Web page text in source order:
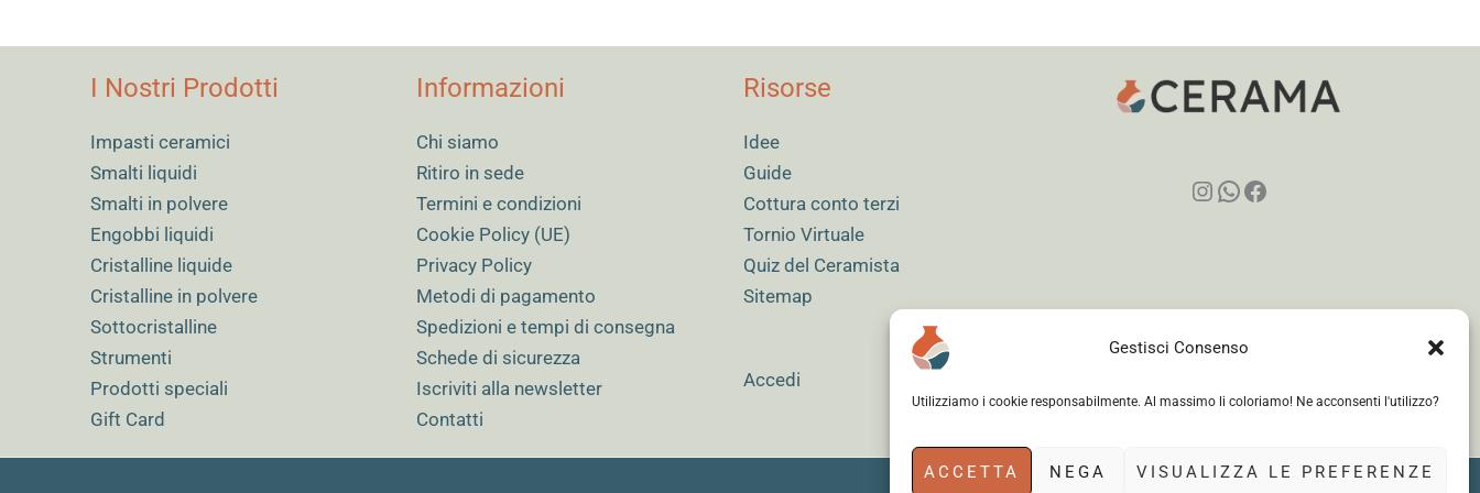
Gestisci Consenso
Utilizziamo i cookie responsabilmente. Al massimo li coloriamo! Ne acconsenti l'utilizzo?
ACCETTA NEGA VISUALIZZA LE PREFERENZE
I Nostri Prodotti
Impasti ceramici
Smalti liquidi
Smalti in polvere
Engobbi liquidi
Cristalline liquide
Cristalline in polvere
Sottocristalline
Strumenti
Prodotti speciali
Gift Card
Informazioni
Chi siamo
Ritiro in sede
Termini e condizioni
Cookie Policy (UE)
Privacy Policy
Metodi di pagamento
Spedizioni e tempi di consegna
Schede di sicurezza
Iscriviti alla newsletter
Contatti
Risorse
Idee
Guide
Cottura conto terzi
Tornio Virtuale
Quiz del Ceramista
Sitemap
Accedi
Instagram
WhatsApp
Facebook